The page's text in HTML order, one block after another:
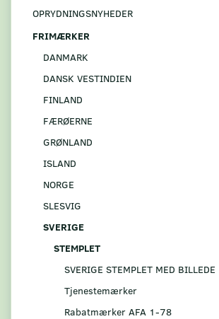
OPRYDNINGSNYHEDER
FRIMÆRKER
DANMARK
DANSK VESTINDIEN
FINLAND
FÆRØERNE
GRØNLAND
ISLAND
NORGE
SLESVIG
SVERIGE
STEMPLET
SVERIGE STEMPLET MED BILLEDE
Tjenestemærker
Rabatmærker AFA 1-78